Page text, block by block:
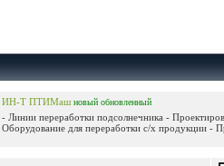
ИН-Т ПТИМаш новый обновленный
- Линии переработки подсолнечника -
Оборудование для переработки с/х продукции -